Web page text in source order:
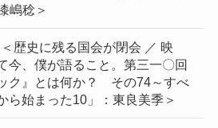
嶋稔＞
歴史に残る国会が閉会 ／ 映
今、僕が語ること。第三一〇回
ク』とは何か？ その74～すべ
ら始まった10」：東良美季＞